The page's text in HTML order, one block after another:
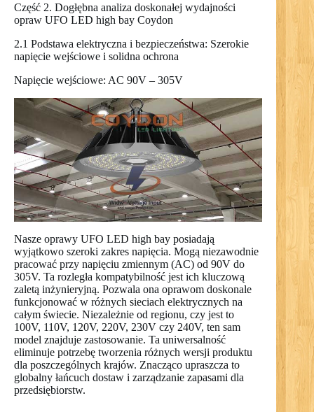
Część 2. Dogłębna analiza doskonałej wydajności
opraw UFO LED high bay Coydon
2.1 Podstawa elektryczna i bezpieczeństwa: Szerokie
napięcie wejściowe i solidna ochrona
Napięcie wejściowe: AC 90V – 305V
Nasze oprawy UFO LED high bay posiadają
wyjątkowo szeroki zakres napięcia. Mogą niezawodnie
pracować przy napięciu zmiennym (AC) od 90V do
305V. Ta rozległa kompatybilność jest ich kluczową
zaletą inżynieryjną. Pozwala ona oprawom doskonale
funkcjonować w różnych sieciach elektrycznych na
całym świecie. Niezależnie od regionu, czy jest to
100V, 110V, 120V, 220V, 230V czy 240V, ten sam
model znajduje zastosowanie. Ta uniwersalność
eliminuje potrzebę tworzenia różnych wersji produktu
dla poszczególnych krajów. Znacząco upraszcza to
globalny łańcuch dostaw i zarządzanie zapasami dla
przedsiębiorstw.